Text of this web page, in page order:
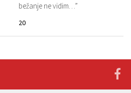
bežanje ne vidim…”
20